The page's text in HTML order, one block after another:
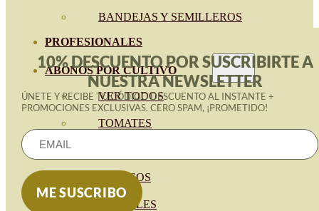
BANDEJAS Y SEMILLEROS
PROFESIONALES
ABONOS POR CULTIVO
VER TODOS
TOMATES
CÍTRICOS
FRUTALES
10% DESCUENTO POR SUSCRIBIRTE A
NUESTRA NEWSLETTER
ÚNETE Y RECIBE TU CÓDIGO DESCUENTO AL INSTANTE +
PROMOCIONES EXCLUSIVAS. CERO SPAM, ¡PROMETIDO!